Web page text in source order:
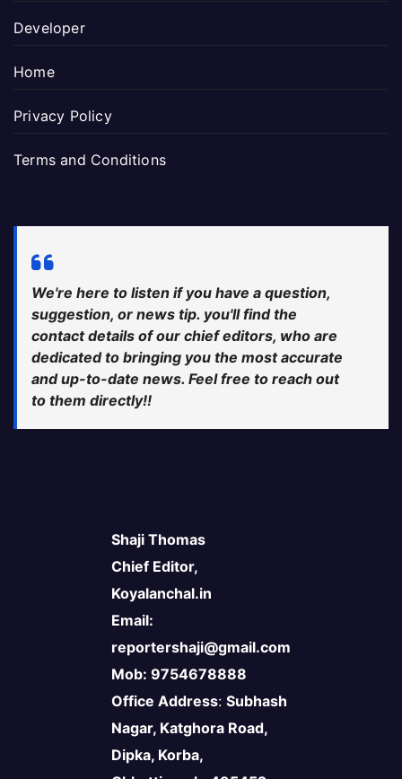
Developer
Home
Privacy Policy
Terms and Conditions
We're here to listen if you have a question,
suggestion, or news tip. you'll find the
contact details of our chief editors, who are
dedicated to bringing you the most accurate
and up-to-date news. Feel free to reach out
to them directly!!
Shaji Thomas
Chief Editor,
Koyalanchal.in
Email:
reportershaji@gmail.com
Mob: 9754678888
Office Address: Subhash
Nagar, Katghora Road,
Dipka, Korba,